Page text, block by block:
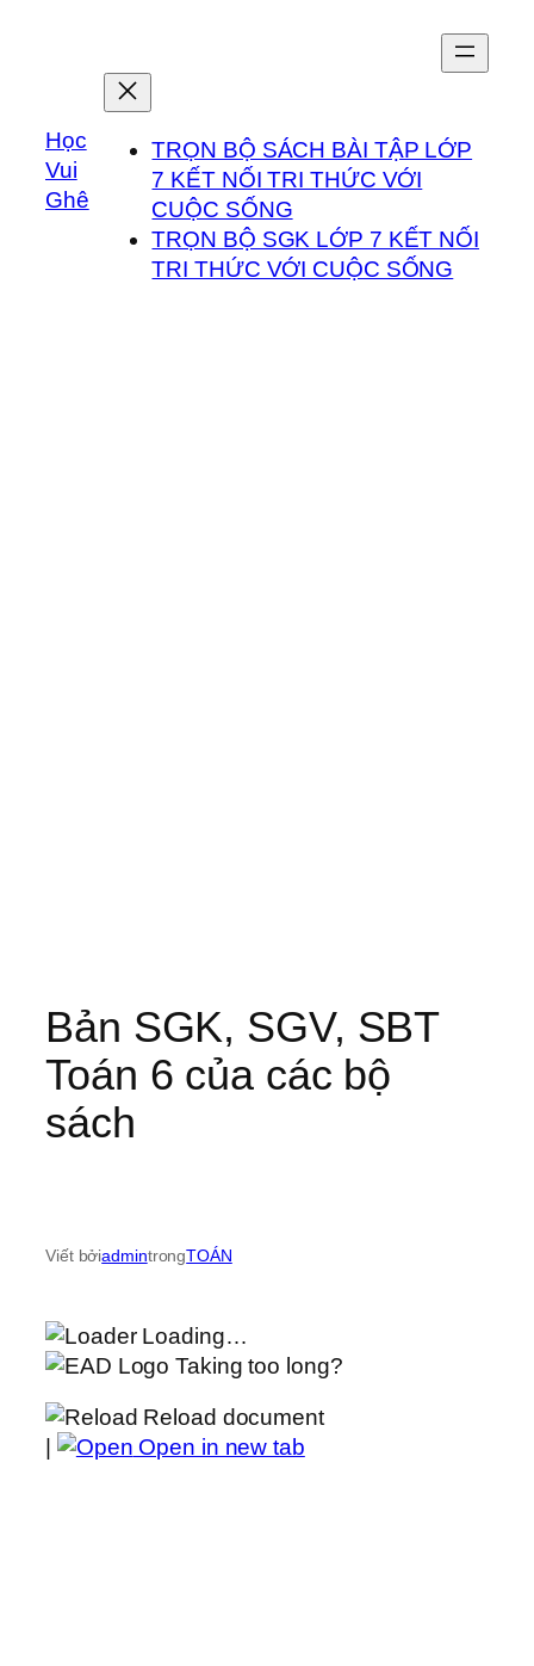
dungHọc
Vui
Ghê
TRỌN BỘ SÁCH BÀI TẬP LỚP
7 KẾT NỐI TRI THỨC VỚI
CUỘC SỐNG
TRỌN BỘ SGK LỚP 7 KẾT NỐI
TRI THỨC VỚI CUỘC SỐNG
Bản SGK, SGV, SBT
Toán 6 của các bộ
sách
Viết bởiadmintrongTOÁN
Loading…
Taking too long?
Reload document
Open in new tab